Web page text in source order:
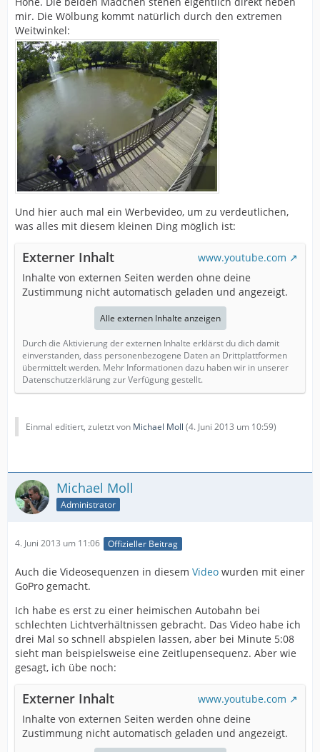
mir. Die Wölbung kommt natürlich durch den extremen
Weitwinkel:
Und hier auch mal ein Werbevideo, um zu verdeutlichen,
was alles mit diesem kleinen Ding möglich ist:
Externer Inhalt
www.youtube.com
Inhalte von externen Seiten werden ohne deine
Zustimmung nicht automatisch geladen und angezeigt.
Alle externen Inhalte anzeigen
Durch die Aktivierung der externen Inhalte erklärst du dich damit
einverstanden, dass personenbezogene Daten an Drittplattformen
übermittelt werden. Mehr Informationen dazu haben wir in unserer
Datenschutzerklärung zur Verfügung gestellt.
Einmal editiert, zuletzt von Michael Moll (4. Juni 2013 um 10:59)
Michael Moll
Administrator
4. Juni 2013 um 11:06 Offizieller Beitrag
Auch die Videosequenzen in diesem Video wurden mit einer
GoPro gemacht.
Ich habe es erst zu einer heimischen Autobahn bei
schlechten Lichtverhältnissen gebracht. Das Video habe ich
drei Mal so schnell abspielen lassen, aber bei Minute 5:08
sieht man beispielsweise eine Zeitlupensequenz. Aber wie
gesagt, ich übe noch:
Externer Inhalt
www.youtube.com
Inhalte von externen Seiten werden ohne deine
Zustimmung nicht automatisch geladen und angezeigt.